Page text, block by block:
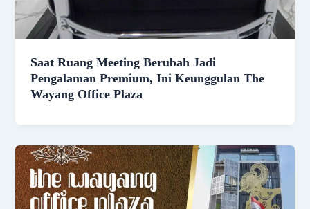
Saat Ruang Meeting Berubah Jadi
Pengalaman Premium, Ini Keunggulan The
Wayang Office Plaza